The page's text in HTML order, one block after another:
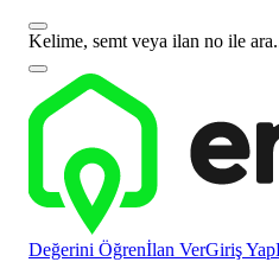
Kelime, semt veya ilan no ile
Değerini Öğrenİlan VerGiriş Yap